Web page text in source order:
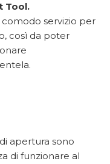
Tool.
servizio per
così da poter
apertura sono
di funzionare al